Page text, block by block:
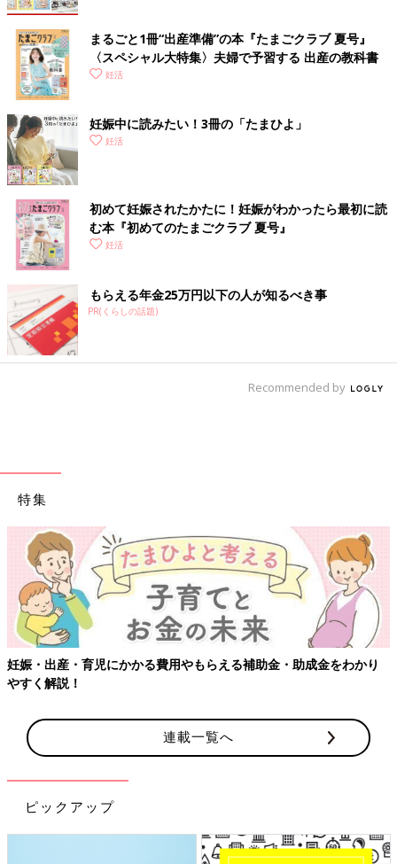
まるごと1冊“出産準備”の本『たまごクラブ 夏号』
〈スペシャル大特集〉夫婦で予習する 出産の教科書
妊活
妊娠中に読みたい！3冊の「たまひよ」
妊活
初めて妊娠されたかたに！妊娠がわかったら最初に読
む本『初めてのたまごクラブ 夏号』
妊活
もらえる年金25万円以下の人が知るべき事
PR(くらしの話題)
Recommended by
特集
妊娠・出産・育児にかかる費用やもらえる補助金・助成金をわかり
やすく解説！
連載一覧へ
ピックアップ